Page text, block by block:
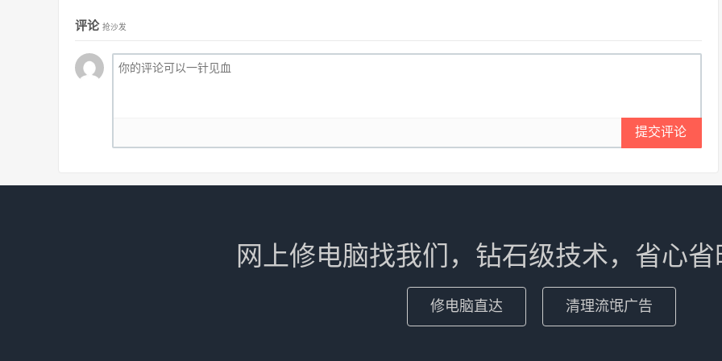
评论 抢沙发
提交评论
网上修电脑找我们，钻石级技术，省心省
修电脑直达 清理流氓广告